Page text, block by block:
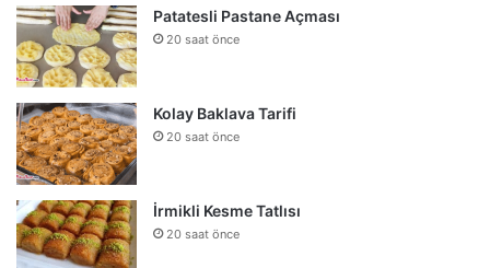
Patatesli Pastane Açması
20 saat önce
Kolay Baklava Tarifi
20 saat önce
İrmikli Kesme Tatlısı
20 saat önce